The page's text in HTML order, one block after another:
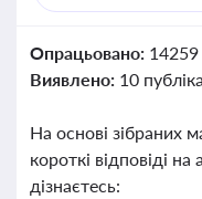
Опрацьовано:
Виявлено: 10
На основі зібраних
короткі відповіді
дізнаєтесь: